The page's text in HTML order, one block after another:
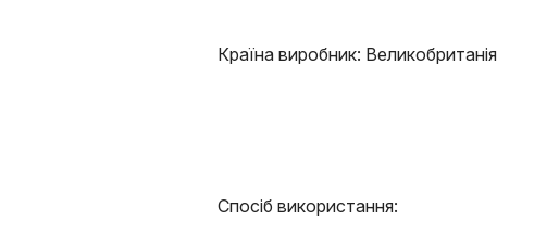
Країна виробник: Великобританія
Спосіб використання: